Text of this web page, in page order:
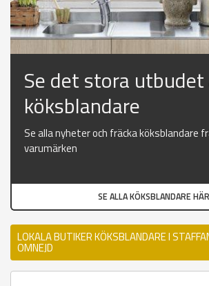
Se det stora utbudet
köksblandare
Se alla nyheter och fräcka köksblandare
varumärken
SE ALLA KÖKSBLANDARE
LOKALA BUTIKER KÖKSBLANDARE I
OMNEJD